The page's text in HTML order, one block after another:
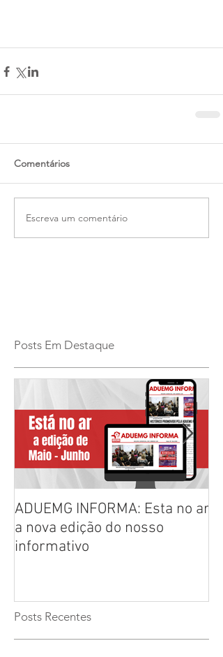
Comentários
Escreva um comentário
Posts Em Destaque
ADUEMG INFORMA: Esta no ar
a nova edição do nosso
informativo
Posts Recentes